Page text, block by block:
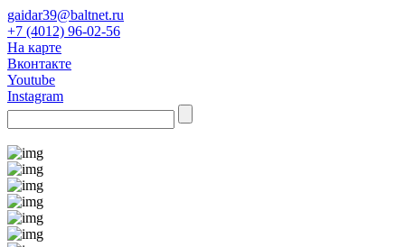
gaidar39@baltnet.ru
+7 (4012) 96-02-56
На карте
Вконтакте
Youtube
Instagram